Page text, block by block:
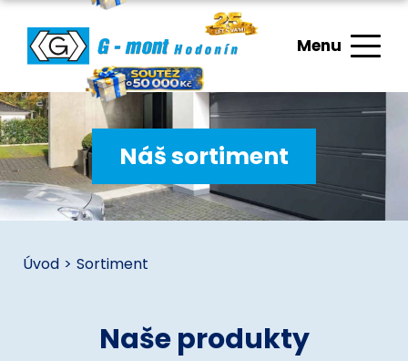
Menu
Náš sortiment
Úvod > Sortiment
Naše produkty